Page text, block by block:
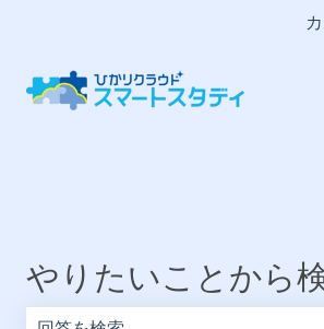
やりたいことから